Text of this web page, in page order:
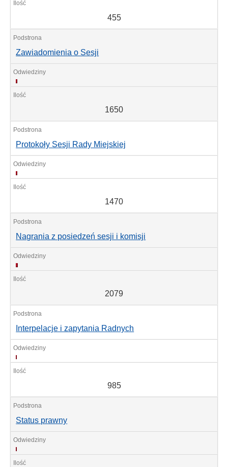
455
Zawiadomienia o Sesji
1650
1650
Protokoły Sesji Rady Miejskiej
1470
1470
Nagrania z posiedzeń sesji i komisji
2079
2079
Interpelacje i zapytania Radnych
985
985
Status prawny
555